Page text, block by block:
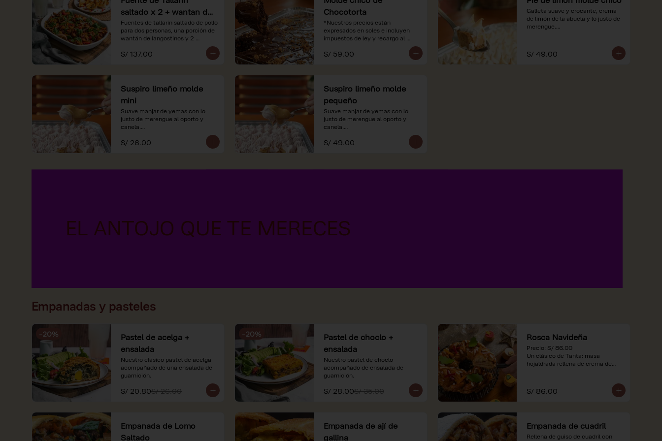
saltado x 2 + wantan de
langostinos + 2
limonadas
Fuentes de tallarín saltado de pollo
para dos personas, una porción de
wantán de langostinos y 2
S/ 137.00
Chocotorta
*Nuestros precios están
expresados en soles e incluyen
impuestos de ley y recargo al
S/ 59.00
Galleta suave y crocante, crema
de limón de la abuela y lo justo de
merengue.
expresados en soles e incluyen
impuestos de ley y recargo al
S/ 49.00
Suspiro limeño molde
mini
Suave manjar de yemas con lo
justo de merengue al oporto y
canela.
*Nuestros precios están
S/ 26.00
Suspiro limeño molde
pequeño
Suave manjar de yemas con lo
justo de merengue al oporto y
canela.
*Nuestros precios están
S/ 49.00
Empanadas y pasteles
-20%
Pastel de acelga +
ensalada
Nuestro clásico pastel de acelga
acompañado de una ensalada de
guarnición.
S/ 20.80S/ 26.00
-20%
Pastel de choclo +
ensalada
Nuestro pastel de choclo
acompañado de ensalada de
guarnición.
S/ 28.00S/ 35.00
Rosca Navideña
Precio: S/ 86.00
Un clásico de Tanta: masa
hojaldrada rellena de crema de
expresados en soles e incluyen
S/ 86.00
Empanada de Lomo
Saltado
Empanada de ají de
gallina
Empanada de cuadril
Rellena de guiso de cuadril con